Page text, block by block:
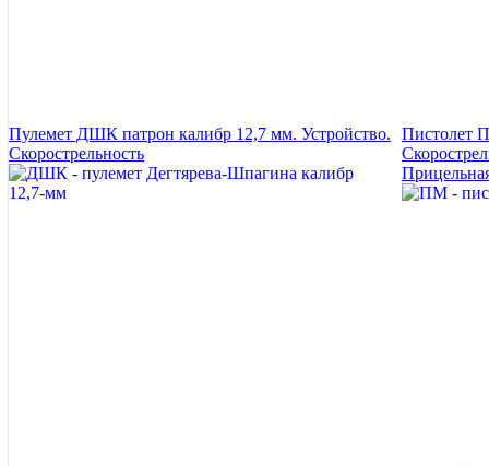
Пулемет ДШК патрон калибр 12,7 мм. Устройство.
Скорострельность
Пистолет